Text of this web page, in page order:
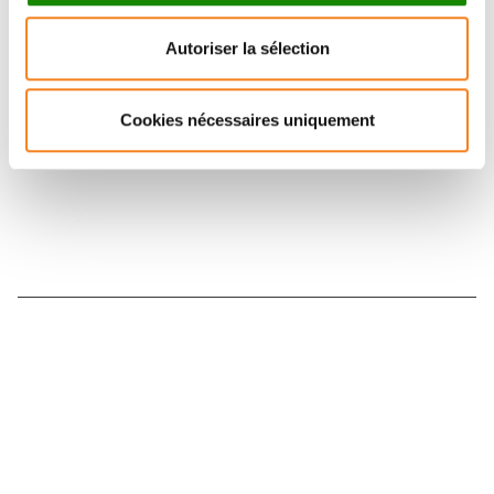
Autoriser la sélection
Cookies nécessaires uniquement
Retrouvez notre actualité sur les réseaux
sociaux et en vous inscrivant à notre newsletter.
Inscrivez-vous à la newsletter